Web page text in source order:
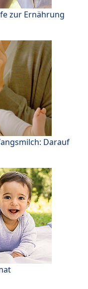
zur Ernährung
Darauf